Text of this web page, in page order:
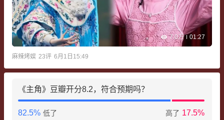
7.0万 01:27
麻辣烤娱 23评 6月1日15:49
《主角》豆瓣开分8.2，符合预期吗？
82.5% 低了 高了 17.5%